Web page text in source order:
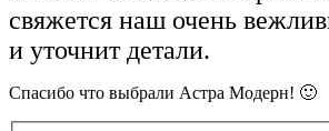
свяжется наш очень
и уточнит детали.
Спасибо что выбрали Астра Модерн! 🙂